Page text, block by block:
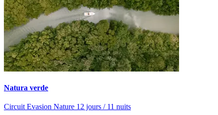
Natura verde
Circuit Evasion Nature 12 jours / 11 nuits